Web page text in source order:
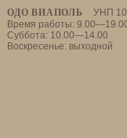
ОДО ВИАПОЛЬ
УНП
Время работы:
Суббота: 10.00—14.00
Воскресенье: выходной